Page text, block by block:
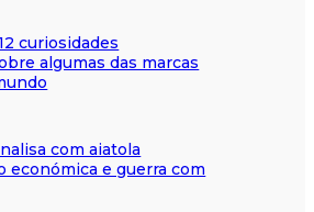
curiosidades
algumas das marcas
com aiatola
económica e guerra com